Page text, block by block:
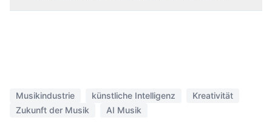
Musikindustrie künstliche Intelligenz
Kreativität
Zukunft der Musik
AI Musik